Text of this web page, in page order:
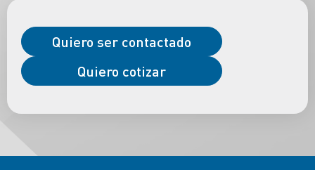
Quiero ser contactado
Quiero cotizar